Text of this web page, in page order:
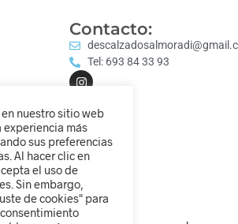
Contacto:
Tel: 693 84 33 93
nuestro sitio web
más
sus preferencias
Al hacer clic en
el uso de
Sin embargo,
de cookies" para